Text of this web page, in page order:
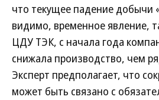
что текущее падение добычи
видимо, временное явление,
ЦДУ ТЭК, с начала года
снижала производство, чем
Эксперт предполагает, что
может быть связано с